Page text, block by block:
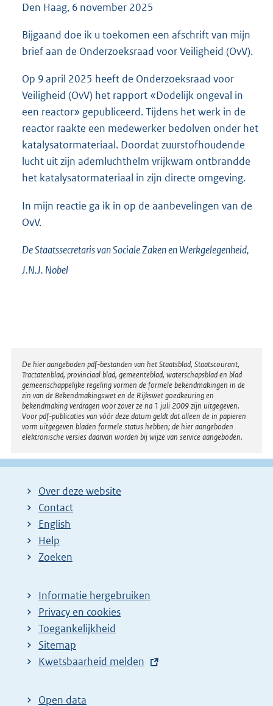
Den Haag, 6 november 2025
Bijgaand doe ik u toekomen een afschrift van mijn
brief aan de Onderzoeksraad voor Veiligheid (OvV).
Op 9 april 2025 heeft de Onderzoeksraad voor
Veiligheid (OvV) het rapport «Dodelijk ongeval in
een reactor» gepubliceerd. Tijdens het werk in de
reactor raakte een medewerker bedolven onder het
katalysatormateriaal. Doordat zuurstofhoudende
lucht uit zijn ademluchthelm vrijkwam ontbrandde
het katalysatormateriaal in zijn directe omgeving.
In mijn reactie ga ik in op de aanbevelingen van de
OvV.
De Staatssecretaris van Sociale Zaken en Werkgelegenheid,
J.N.J. Nobel
Disclaimer
De hier aangeboden pdf-bestanden van het Staatsblad, Staatscourant,
Tractatenblad, provinciaal blad, gemeenteblad, waterschapsblad en blad
gemeenschappelijke regeling vormen de formele bekendmakingen in de
zin van de Bekendmakingswet en de Rijkswet goedkeuring en
bekendmaking verdragen voor zover ze na 1 juli 2009 zijn uitgegeven.
Voor pdf-publicaties van vóór deze datum geldt dat alleen de in papieren
vorm uitgegeven bladen formele status hebben; de hier aangeboden
elektronische versies daarvan worden bij wijze van service aangeboden.
Over deze website
Contact
English
Help
Zoeken
Informatie hergebruiken
Privacy en cookies
Toegankelijkheid
Sitemap
E
t
Kwetsbaarheid melden
Open data